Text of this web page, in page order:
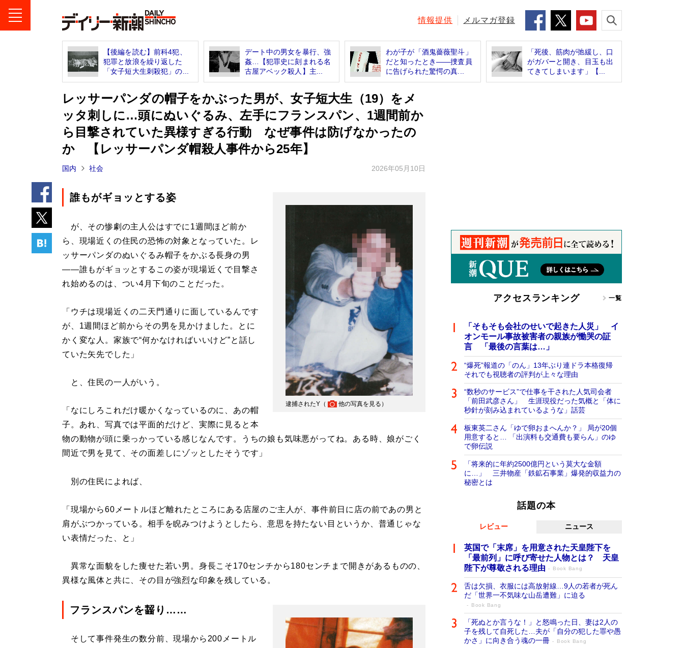
情報提供 メルマガ登録
【後編を読む】前科4犯、
犯罪と放浪を繰り返した
「女子短大生刺殺犯」の...
デート中の男女を暴行、強
姦…【犯罪史に刻まれる名
古屋アベック殺人】主...
わが子が「酒鬼薔薇聖斗」
だと知ったとき――捜査員
に告げられた驚愕の真...
「死後、筋肉が弛緩し、口
がガバーと開き、目玉も出
てきてしまいます」【...
レッサーパンダの帽子をかぶった男が、女子短大生（19）をメ
ッタ刺しに…頭にぬいぐるみ、左手にフランスパン、1週間前か
ら目撃されていた異様すぎる行動 なぜ事件は防げなかったの
か 【レッサーパンダ帽殺人事件から25年】
国内 社会 2026年05月10日
逮捕されたY（ 他の写真を見る ）
誰もがギョッとする姿
が、その惨劇の主人公はすでに1週間ほど前か
ら、現場近くの住民の恐怖の対象となっていた。レ
ッサーパンダのぬいぐるみ帽子をかぶる長身の男
――誰もがギョッとするこの姿が現場近くで目撃さ
れ始めるのは、つい4月下旬のことだった。
「ウチは現場近くの二天門通りに面しているんです
が、1週間ほど前からその男を見かけました。とに
かく変な人。家族で“何かなければいいけど”と話し
ていた矢先でした」
と、住民の一人がいう。
「なにしろこれだけ暖かくなっているのに、あの帽
子。あれ、写真では平面的だけど、実際に見ると本
物の動物が頭に乗っかっている感じなんです。うちの娘も気味悪がってね。ある時、娘がごく
間近で男を見て、その面差しにゾッとしたそうです」
別の住民によれば、
「現場から60メートルほど離れたところにある店屋のご主人が、事件前日に店の前であの男と
肩がぶつかっている。相手を睨みつけようとしたら、意思を持たない目というか、普通じゃな
い表情だった、と」
異常な面貌をした痩せた若い男。身長こそ170センチから180センチまで開きがあるものの、
異様な風体と共に、その目が強烈な印象を残している。
フランスパンを齧り……
そして事件発生の数分前、現場から200メートル
アクセスランキング 一覧
「そもそも会社のせいで起きた人災」 イ
オンモール事故被害者の親族が慟哭の証
言 「最後の言葉は…」
“爆死”報道の「のん」13年ぶり連ドラ本格復帰
それでも視聴者の評判が上々な理由
“数秒のサービス”で仕事を干された人気司会者
「前田武彦さん」 生涯現役だった気概と「体に
秒針が刻み込まれているような」話芸
板東英二さん「ゆで卵おまへんか？」 局が20個
用意すると… 「出演料も交通費も要らん」のゆ
で卵伝説
「将来的に年約2500億円という莫大な金額
に…」 三井物産「鉄鉱石事業」爆発的収益力の
秘密とは
話題の本
レビュー ニュース
英国で「末席」を用意された天皇陛下を
「最前列」に呼び寄せた人物とは？ 天皇
陛下が尊敬される理由
Book Bang
舌は欠損、衣服には高放射線…9人の若者が死ん
だ「世界一不気味な山岳遭難」に迫る
Book Bang
「死ぬとか言うな！」と怒鳴った日、妻は2人の
子を残して自死した…夫が「自分の犯した罪や愚
かさ」に向き合う魂の一冊
Book Bang